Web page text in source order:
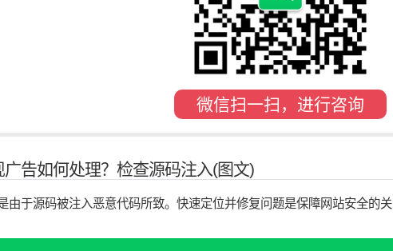
微信扫一扫，进行咨询
告如何处理？检查源码注入(图文)
由于源码被注入恶意代码所致。快速定位并修复问题是保障网站安全的关